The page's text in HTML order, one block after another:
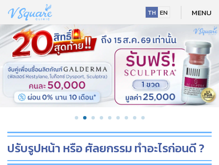
content
TH EN MENU
ปรับรูปหน้า หรือ ศัลยกรรม ทำอะไรก่อนดี ?